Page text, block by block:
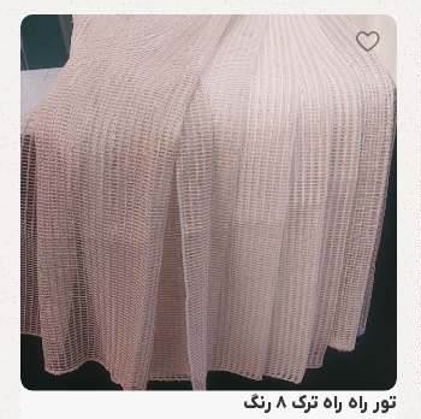
تور راه راه ترک 8 رنگ